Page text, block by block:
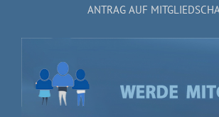
ANTRAG AUF